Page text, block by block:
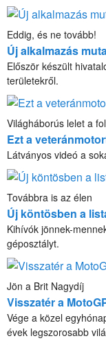
Eddig, és ne tovább!
Új alkalmazás
Először készült
területekről.
Világháborús lelet a
Ezt a
Látványos videó a
Továbbra is az élen
Új köntösben a
Kihívók jönnek-
géposztályt.
Jön a Brit Nagydíj
Visszatér a
Vége a közel
évek legszorosabb